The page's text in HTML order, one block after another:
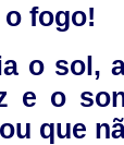
as
e o
que